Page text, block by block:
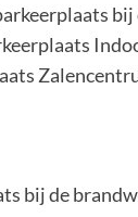
bij de